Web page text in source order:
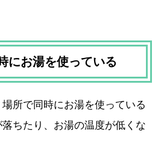
にお湯を使っている
所で同時にお湯を使っている
ちたり、お湯の温度が低くな